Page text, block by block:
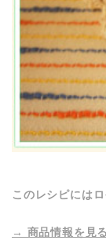
このレシピには
→ 商品情報を見る